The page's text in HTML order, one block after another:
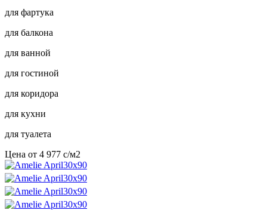
для фартука
для балкона
для ванной
для гостиной
для коридора
для кухни
для туалета
Цена от 4 977 c/м2